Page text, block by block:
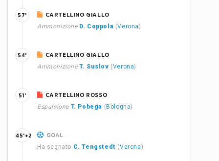
CARTELLINO GIALLO
Ammonizione D. Coppola (Verona)
57'
CARTELLINO GIALLO
Ammonizione T. Suslov (Verona)
54'
CARTELLINO ROSSO
Espulsione T. Pobega ( Bologna)
51'
GOAL
Ha segnato C. Tengstedt (Verona)
45'+2